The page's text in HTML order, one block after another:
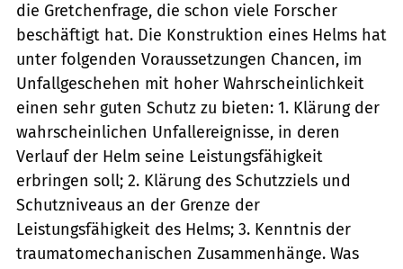
die Gretchenfrage, die schon viele Forscher
beschäftigt hat. Die Konstruktion eines Helms hat
unter folgenden Voraussetzungen Chancen, im
Unfallgeschehen mit hoher Wahrscheinlichkeit
einen sehr guten Schutz zu bieten: 1. Klärung der
wahrscheinlichen Unfallereignisse, in deren
Verlauf der Helm seine Leistungsfähigkeit
erbringen soll; 2. Klärung des Schutzziels und
Schutzniveaus an der Grenze der
Leistungsfähigkeit des Helms; 3. Kenntnis der
traumatomechanischen Zusammenhänge. Was